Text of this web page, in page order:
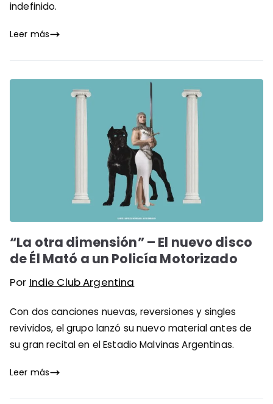
indefinido.
Leer más
“La otra dimensión” – El nuevo disco
de Él Mató a un Policía Motorizado
Por Indie Club Argentina
Con dos canciones nuevas, reversiones y singles
revividos, el grupo lanzó su nuevo material antes de
su gran recital en el Estadio Malvinas Argentinas.
Leer más